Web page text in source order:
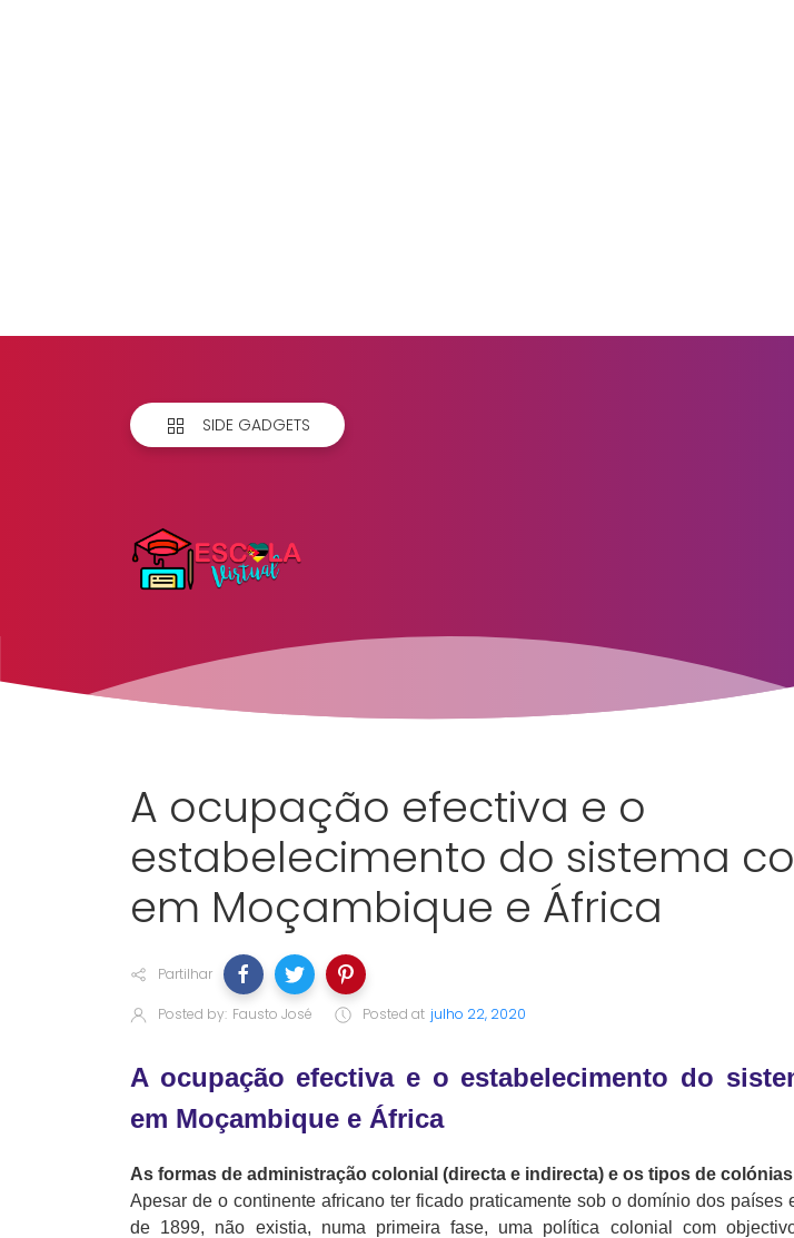
SIDE GADGETS
A ocupação efectiva e o
estabelecimento do sistema
em Moçambique e África
Partilhar
Posted by: Fausto José Posted at julho 22, 2020
A ocupação efectiva e o estabelecimento do
em Moçambique e África
As formas de administração colonial (directa e indirecta) e os tipos de colónias
Apesar de o continente africano ter ficado praticamente sob o domínio dos países
de 1899, não existia, numa primeira fase, uma política colonial com